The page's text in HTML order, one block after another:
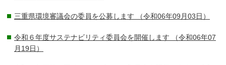
三重県環境審議会の委員を公募します （令和06年09月03日）
令和６年度サステナビリティ委員会を開催します （令和06年07
月19日）